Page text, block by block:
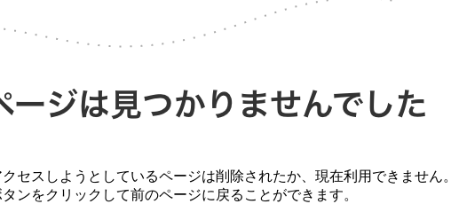
セスしようとしているページは削除されたか、現在利用できません。
タンをクリックして前のページに戻ることができます。